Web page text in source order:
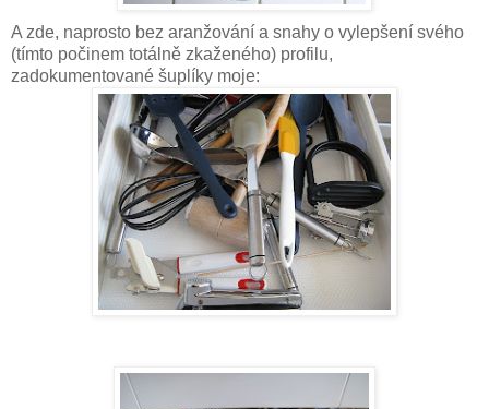
A zde, naprosto bez aranžování a snahy o vylepšení svého
(tímto počinem totálně zkaženého) profilu,
zadokumentované šuplíky moje: